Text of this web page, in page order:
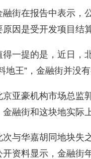
融街在报告中表示，
原因是受开发项目结
得一提的是，近日，
地王”，金融街并没
京亚豪机构市场总监
金融街和这块地实际
次与华嘉胡同地块失
开资料显示，金融街